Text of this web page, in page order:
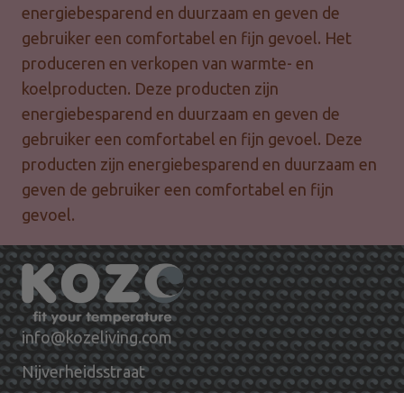
energiebesparend en duurzaam en geven de
gebruiker een comfortabel en fijn gevoel. Het
produceren en verkopen van warmte- en
koelproducten. Deze producten zijn
energiebesparend en duurzaam en geven de
gebruiker een comfortabel en fijn gevoel. Deze
producten zijn energiebesparend en duurzaam en
geven de gebruiker een comfortabel en fijn
gevoel.
info@kozeliving.com
Nijverheidsstraat